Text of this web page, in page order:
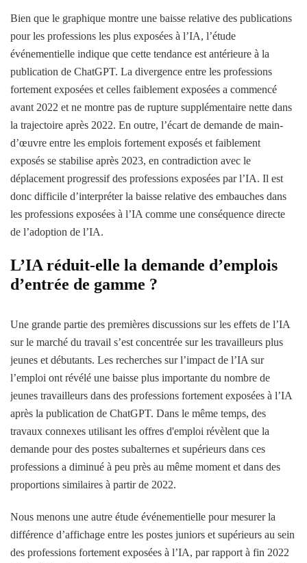
Bien que le graphique montre une baisse relative des publications
pour les professions les plus exposées à l’IA, l’étude
événementielle indique que cette tendance est antérieure à la
publication de ChatGPT. La divergence entre les professions
fortement exposées et celles faiblement exposées a commencé
avant 2022 et ne montre pas de rupture supplémentaire nette dans
la trajectoire après 2022. En outre, l’écart de demande de main-
d’œuvre entre les emplois fortement exposés et faiblement
exposés se stabilise après 2023, en contradiction avec le
déplacement progressif des professions exposées par l’IA. Il est
donc difficile d’interpréter la baisse relative des embauches dans
les professions exposées à l’IA comme une conséquence directe
de l’adoption de l’IA.
L’IA réduit-elle la demande d’emplois
d’entrée de gamme ?
Une grande partie des premières discussions sur les effets de l’IA
sur le marché du travail s’est concentrée sur les travailleurs plus
jeunes et débutants. Les recherches sur l’impact de l’IA sur
l’emploi ont révélé une baisse plus importante du nombre de
jeunes travailleurs dans des professions fortement exposées à l’IA
après la publication de ChatGPT. Dans le même temps, des
travaux connexes utilisant les offres d'emploi révèlent que la
demande pour des postes subalternes et supérieurs dans ces
professions a diminué à peu près au même moment et dans des
proportions similaires à partir de 2022.
Nous menons une autre étude événementielle pour mesurer la
différence d’affichage entre les postes juniors et supérieurs au sein
des professions fortement exposées à l’IA, par rapport à fin 2022